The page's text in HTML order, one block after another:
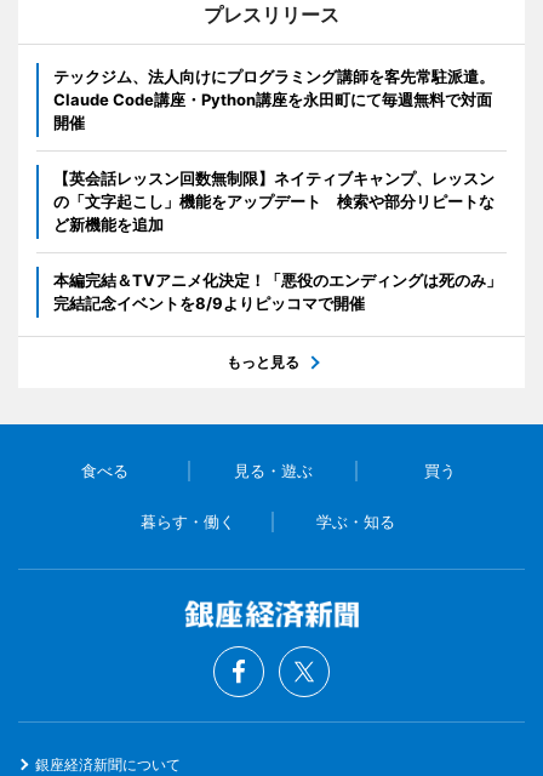
プレスリリース
テックジム、法人向けにプログラミング講師を客先常駐派遣。
Claude Code講座・Python講座を永田町にて毎週無料で対面
開催
【英会話レッスン回数無制限】ネイティブキャンプ、レッスン
の「文字起こし」機能をアップデート 検索や部分リピートな
ど新機能を追加
本編完結＆TVアニメ化決定！「悪役のエンディングは死のみ」
完結記念イベントを8/9よりピッコマで開催
もっと見る
食べる 見る・遊ぶ 買う
暮らす・働く 学ぶ・知る
銀座経済新聞について